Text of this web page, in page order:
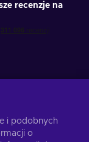
recenzje na
Subskrybuj
i podobnych
o